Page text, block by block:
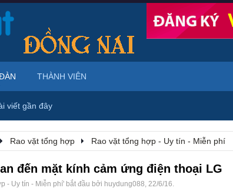
Rao vặt tổng hợp Rao vặt tổng hợp - Uy tín - Miễn phí
đến mặt kính cảm ứng điện thoại LG
- Uy tín - Miễn phí' bắt đầu bởi huydung088, 22/6/16.
viết gần đây
THÀNH VIÊN